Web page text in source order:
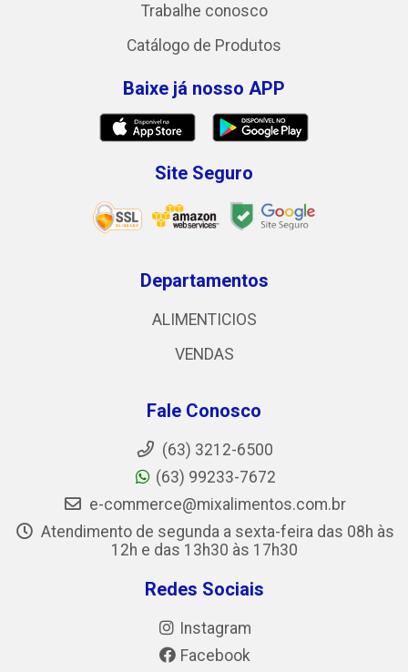
Trabalhe conosco
Catálogo de Produtos
Baixe já nosso APP
Site Seguro
Departamentos
ALIMENTICIOS
VENDAS
Fale Conosco
(63) 3212-6500
(63) 99233-7672
e-commerce@mixalimentos.com.br
Atendimento de segunda a sexta-feira das 08h às
12h e das 13h30 às 17h30
Redes Sociais
Instagram
Facebook